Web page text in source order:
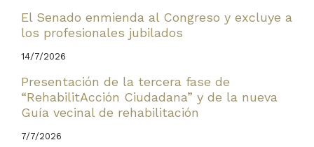
El Senado enmienda al Congreso y excluye a
los profesionales jubilados
14/7/2026
Presentación de la tercera fase de
“RehabilitAcción Ciudadana” y de la nueva
Guía vecinal de rehabilitación
7/7/2026